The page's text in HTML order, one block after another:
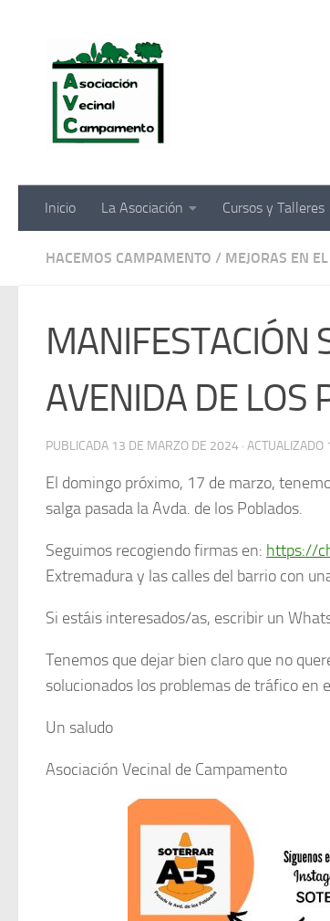
Inicio La Asociación Cursos y Talleres
HACEMOS CAMPAMENTO / MEJORAS EN
MANIFESTACIÓN
AVENIDA DE LOS
PUBLICADA 13 DE MARZO DE 2024 · ACTUALIZADO
El domingo próximo, 17 de marzo,
salga pasada la Avda. de los Poblados.
Seguimos recogiendo firmas en: https://
Extremadura y las calles del barrio con
Si estáis interesados/as, escribir un
Tenemos que dejar bien claro que no
solucionados los problemas de tráfico en
Un saludo
Asociación Vecinal de Campamento